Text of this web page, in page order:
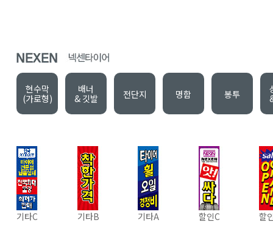
현수막
(가로형)
배너
& 깃발
전단지 명함 봉투
기타C 기타B 기타A 할인C 할